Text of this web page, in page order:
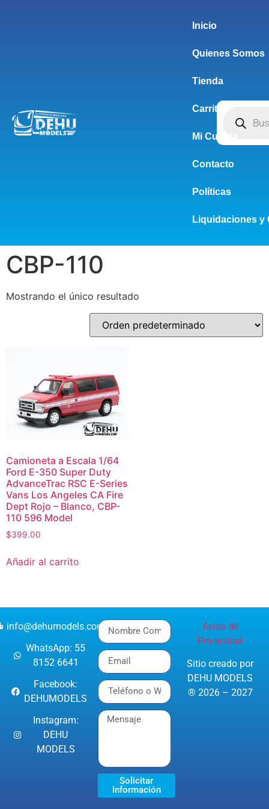
Inicio
Quienes Somos
Tienda
Carrito
Mi Cuenta
Contacto
Políticas
Liquidaciones y
CBP-110
Mostrando el único resultado
Camioneta a Escala 1/64
Ford E-350 Super Duty
AdvanceTrac RSC E-Series
Vans Los Angeles CA Fire
Dept Rojo – Blanco, CBP-
110 596 Model
$399.00
Añadir al carrito
info@dehumodels.com
WhatsApp: 55
8152 6641
Facebook:
DEHUMODELS
Instagram:
DEHU
MODELS
Solicitar
Información
Aviso de
Privacidad
Sitio creado por
DEHU MODELS
® 2026 – 2027